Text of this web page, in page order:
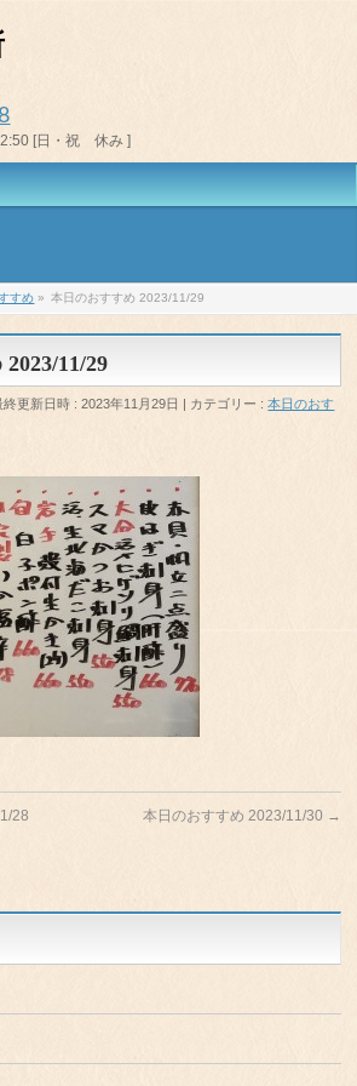
[日・祝 休み ]
すめ » 本日のおすすめ 2023/11/29
11/29
終更新日時 : 2023年11月29日 カテゴリー :本日のおす
28 本日のおすすめ 2023/11/30 →